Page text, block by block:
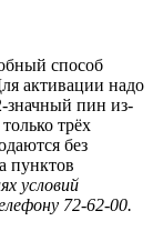
способ
активации надо
значный пин из-
трёх
без
пунктов
условий
72-62-00.